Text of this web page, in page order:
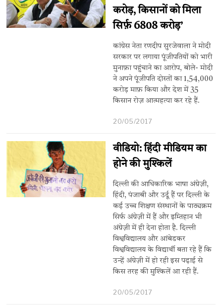
करोड़, किसानों को मिला
सिर्फ़ 6808 करोड़’
कांग्रेस नेता रणदीप सुरजेवाला ने मोदी
सरकार पर लगाया पूंजीपतियों को भारी
मुनाफ़ा पहुंचाने का आरोप, बोले- मोदी
ने अपने पूंजीपति दोस्तों का 1,54,000
करोड़ माफ़ किया और देश में 35
किसान रोज़ आत्महत्या कर रहे हैं.
20/05/2017
वीडियो: हिंदी मीडियम का
होने की मुश्किलें
दिल्ली की आधिकारिक भाषा अंग्रेज़ी,
हिंदी, पंजाबी और उर्दू हैं पर दिल्ली के
कई उच्च शिक्षण संस्थानों के पाठ्यक्रम
सिर्फ अंग्रेज़ी में हैं और इम्तिहान भी
अंग्रेज़ी में ही देना होता है. दिल्ली
विश्वविद्यालय और आंबेडकर
विश्वविद्यालय के विद्यार्थी बता रहे हैं कि
उन्हें अंग्रेज़ी में हो रही इस पढ़ाई से
किस तरह की मुश्किलें आ रही हैं.
20/05/2017